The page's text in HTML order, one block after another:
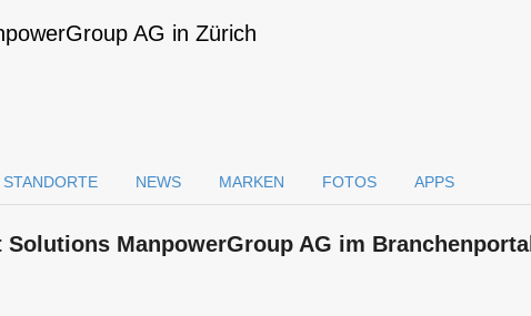
AG in Zürich
STANDORTE NEWS MARKEN FOTOS APPS
ManpowerGroup AG im Branchen­portal